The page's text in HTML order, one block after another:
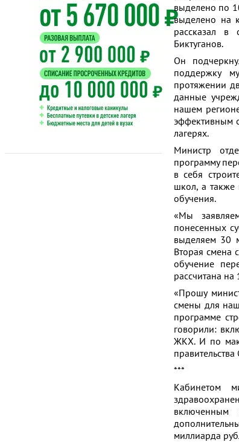
выделено по
выделено на
рассказал в
Биктуганов.
Он
поддержку
протяжении
данные
нашем
эффективным
лагерях.
Министр
программу
в себя
школ, а также
обучения.
«Мы
понесенных
выделяем 30
Вторая смена
обучение
рассчитана
«Прошу
смены для
программе
говорили:
ЖКХ. И по
***
Кабинетом
включенным
миллиарда